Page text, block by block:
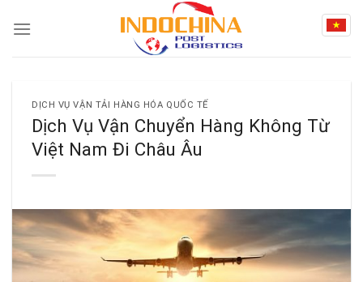
DỊCH VỤ VẬN TẢI HÀNG HÓA QUỐC TẾ
Dịch Vụ Vận Chuyển Hàng Không Từ
Việt Nam Đi Châu Âu